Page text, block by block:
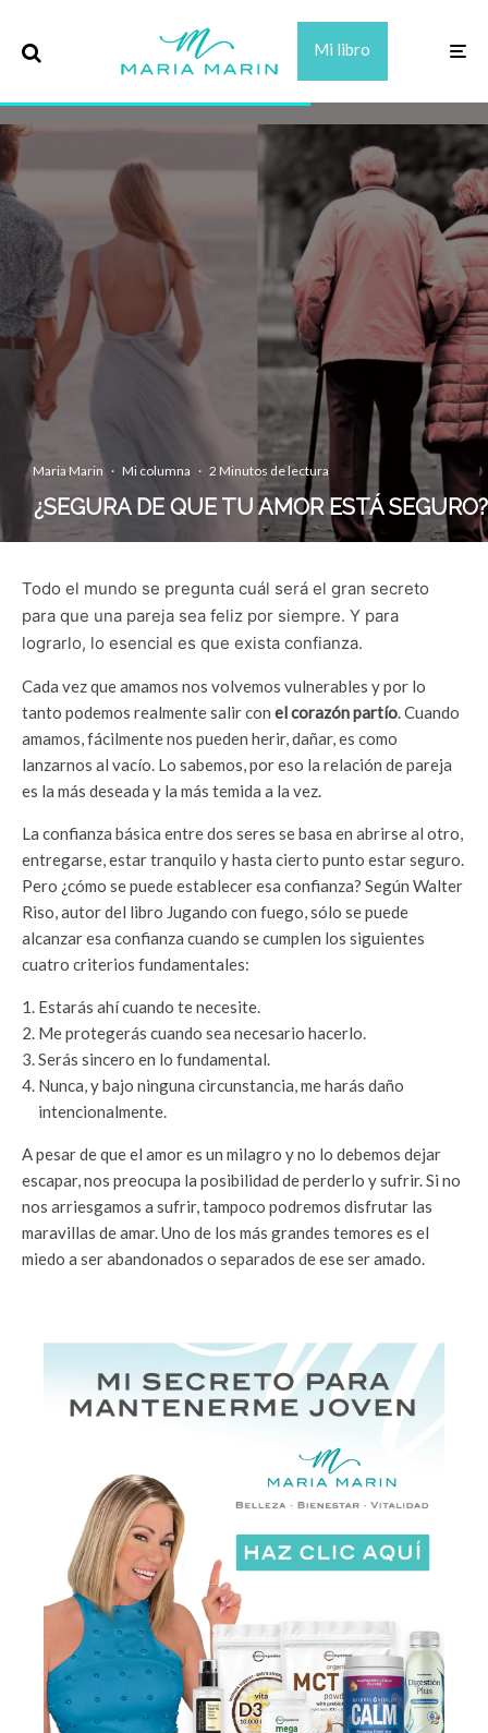
Mi libro
Maria Marin · Mi columna · 2 Minutos de lectura
¿SEGURA DE QUE TU AMOR ESTÁ SEGURO?
Todo el mundo se pregunta cuál será el gran secreto
para que una pareja sea feliz por siempre. Y para
lograrlo, lo esencial es que exista confianza.
Cada vez que amamos nos volvemos vulnerables y por lo
tanto podemos realmente salir con el corazón partío. Cuando
amamos, fácilmente nos pueden herir, dañar, es como
lanzarnos al vacío. Lo sabemos, por eso la relación de pareja
es la más deseada y la más temida a la vez.
La confianza básica entre dos seres se basa en abrirse al otro,
entregarse, estar tranquilo y hasta cierto punto estar seguro.
Pero ¿cómo se puede establecer esa confianza? Según Walter
Riso, autor del libro Jugando con fuego, sólo se puede
alcanzar esa confianza cuando se cumplen los siguientes
cuatro criterios fundamentales:
Estarás ahí cuando te necesite.
Me protegerás cuando sea necesario hacerlo.
Serás sincero en lo fundamental.
Nunca, y bajo ninguna circunstancia, me harás daño
intencionalmente.
A pesar de que el amor es un milagro y no lo debemos dejar
escapar, nos preocupa la posibilidad de perderlo y sufrir. Si no
nos arriesgamos a sufrir, tampoco podremos disfrutar las
maravillas de amar. Uno de los más grandes temores es el
miedo a ser abandonados o separados de ese ser amado.